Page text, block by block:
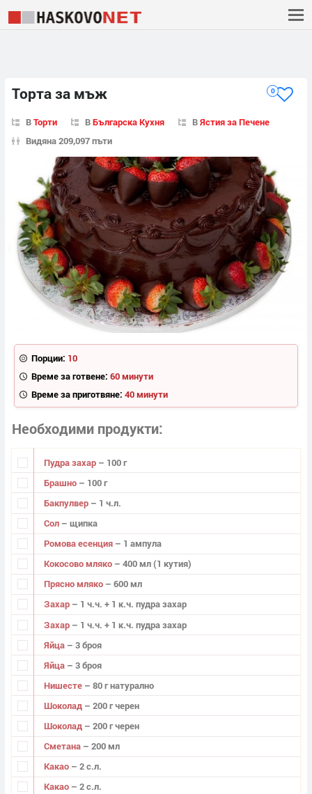
Торта за мъж 0
ВТорти ВБългарска Кухня ВЯстия за Печене
Видяна 209,097 пъти
Порции: 10
Време за готвене: 60 минути
Време за приготвяне: 40 минути
Необходими продукти
Пудра захар – 100 г
Брашно – 100 г
Бакпулвер – 1 ч.л.
Сол – щипка
Ромова есенция – 1 ампула
Кокосово мляко – 400 мл (1 кутия)
Прясно мляко – 600 мл
Захар – 1 ч.ч. + 1 к.ч. пудра захар
Захар – 1 ч.ч. + 1 к.ч. пудра захар
Яйца – 3 броя
Яйца – 3 броя
Нишесте – 80 г натурално
Шоколад – 200 г черен
Шоколад – 200 г черен
Сметана – 200 мл
Какао – 2 с.л.
Какао – 2 с.л.